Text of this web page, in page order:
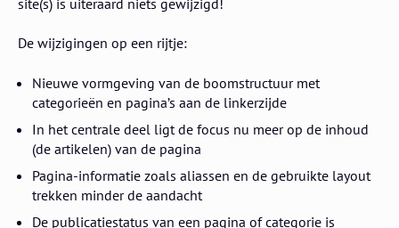
De wijzigingen op een rijtje:
Nieuwe vormgeving van de boomstructuur met
categorieën en pagina’s aan de linkerzijde
In het centrale deel ligt de focus nu meer op de inhoud
(de artikelen) van de pagina
Pagina-informatie zoals aliassen en de gebruikte layout
trekken minder de aandacht
De publicatiestatus van een pagina of categorie is